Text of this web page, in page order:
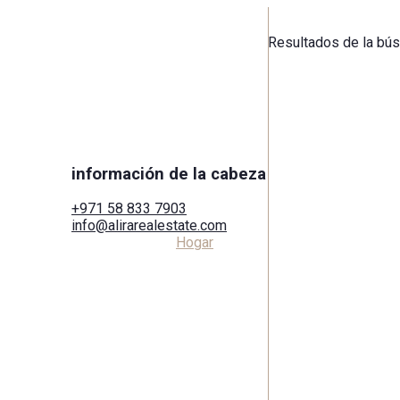
información de la cabeza
+971 58 833 7903
info@alirarealestate.com
Hogar
Resultados de la